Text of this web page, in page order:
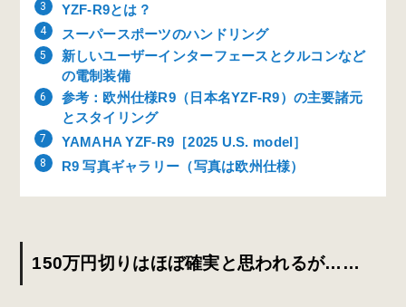
YZF-R9とは？
スーパースポーツのハンドリング
新しいユーザーインターフェースとクルコンなど
の電制装備
参考：欧州仕様R9（日本名YZF-R9）の主要諸元
とスタイリング
YAMAHA YZF-R9［2025 U.S. model］
R9 写真ギャラリー（写真は欧州仕様）
150万円切りはほぼ確実と思われるが……